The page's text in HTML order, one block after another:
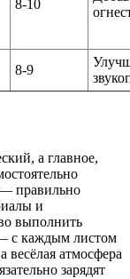
8-10
8-9
а главное,
— правильно
и
выполнить
с каждым листом
весёлая атмосфера
зарядят